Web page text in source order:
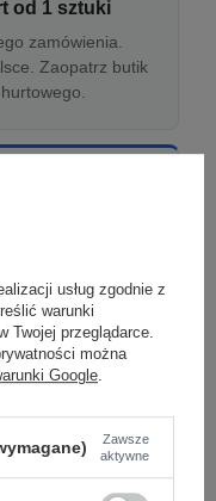
od 1 sztuki
zamówienia.
Zaopatrz butik
online
XML/CSV.
godzinę.
etykiecie Twojego
zero
usług zgodnie z
warunki
Twojej przeglądarce.
można
Google.
Zawsze
aktywne